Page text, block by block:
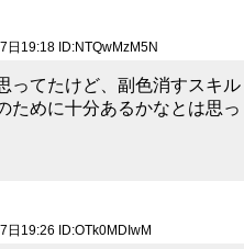
日19:18 ID:NTQwMzM5N
ってたけど、副色消すスキル
ために十分あるかなとは思っ
日19:26 ID:OTk0MDIwM